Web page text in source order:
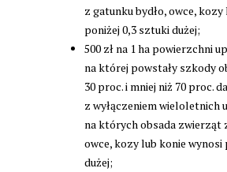
z gatunku bydło, owce,
poniżej 0,3 sztuki dużej;
500 zł na 1 ha powierzchni
na której powstały szkody
30 proc. i mniej niż 70 proc.
z wyłączeniem wieloletnich
na których obsada zwierząt
owce, kozy lub konie wynosi
dużej;